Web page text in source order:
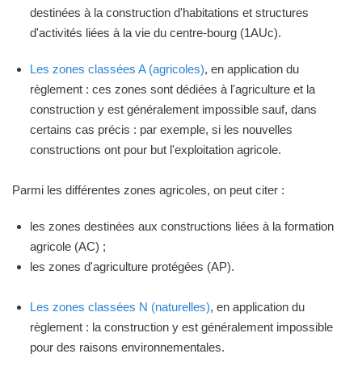
destinées à la construction d'habitations et structures
d'activités liées à la vie du centre-bourg (1AUc).
Les zones classées A (agricoles), en application du
règlement : ces zones sont dédiées à l'agriculture et la
construction y est généralement impossible sauf, dans
certains cas précis : par exemple, si les nouvelles
constructions ont pour but l'exploitation agricole.
Parmi les différentes zones agricoles, on peut citer :
les zones destinées aux constructions liées à la formation
agricole (AC) ;
les zones d'agriculture protégées (AP).
Les zones classées N (naturelles), en application du
règlement : la construction y est généralement impossible
pour des raisons environnementales.